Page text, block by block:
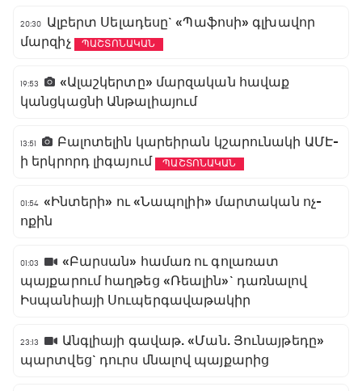
20:30
Ալբերտ Սելադեսը` «Պաֆոսի» գլխավոր
մարզիչ
ՊԱՇՏՈՆԱԿԱՆ
19:53
«Ալաշկերտը» մարզական հավաք
կանցկացնի Անթալիայում
13:51
Բալոտելին կարեիրան կշարունակի ԱՄԷ-
ի երկրորդ լիգայում
ՊԱՇՏՈՆԱԿԱՆ
01:54 «Ինտերի» ու «Նապոլիի» մարտական ոչ-
ոքին
01:03
«Բարսան» համառ ու գոլառատ
պայքարում հաղթեց «Ռեալին»` դառնալով
Իսպանիայի Սուպերգավաթակիր
23:13
Անգլիայի գավաթ. «Ման. Յունայթեդը»
պարտվեց` դուրս մնալով պայքարից